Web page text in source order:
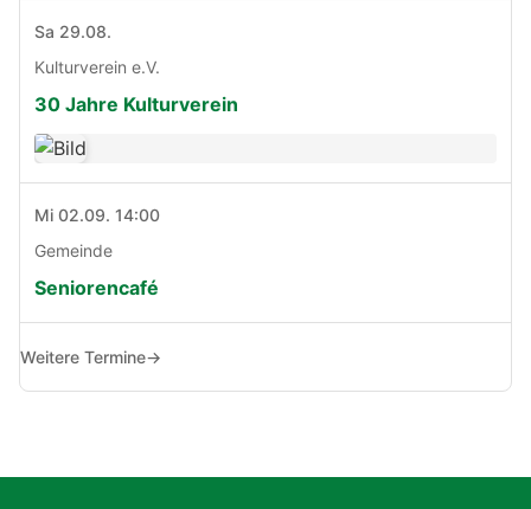
Sa 29.08.
Kulturverein e.V.
30 Jahre Kulturverein
Mi 02.09. 14:00
Gemeinde
Seniorencafé
Weitere Termine→